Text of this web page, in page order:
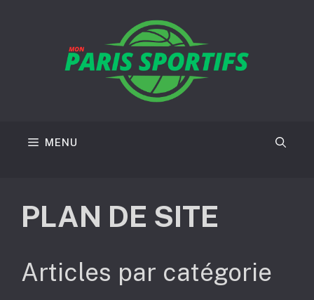
MENU
PLAN DE SITE
Articles par catégorie